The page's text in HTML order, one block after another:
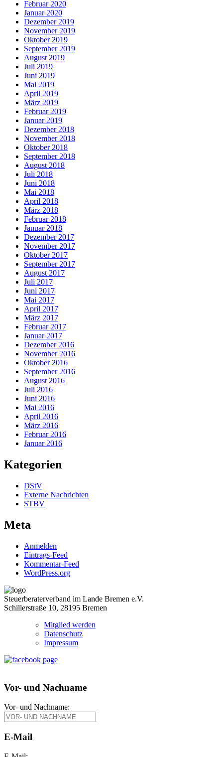
Februar 2020
Januar 2020
Dezember 2019
November 2019
Oktober 2019
September 2019
August 2019
Juli 2019
Juni 2019
Mai 2019
April 2019
März 2019
Februar 2019
Januar 2019
Dezember 2018
November 2018
Oktober 2018
September 2018
August 2018
Juli 2018
Juni 2018
Mai 2018
April 2018
März 2018
Februar 2018
Januar 2018
Dezember 2017
November 2017
Oktober 2017
September 2017
August 2017
Juli 2017
Juni 2017
Mai 2017
April 2017
März 2017
Februar 2017
Januar 2017
Dezember 2016
November 2016
Oktober 2016
September 2016
August 2016
Juli 2016
Juni 2016
Mai 2016
April 2016
März 2016
Februar 2016
Januar 2016
Kategorien
DStV
Externe Nachrichten
STBV
Meta
Anmelden
Eintrags-Feed
Kommentar-Feed
WordPress.org
Steuerberaterverband im Lande Bremen e.V.
Schillerstraße 10, 28195 Bremen
Mitglied werden
Datenschutz
Impressum
Vor- und Nachname
Vor- und Nachname:
E-Mail